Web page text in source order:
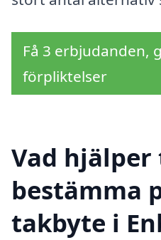
Få 3 erbjudanden,
förpliktelser
Vad
bestämma
takbyte i